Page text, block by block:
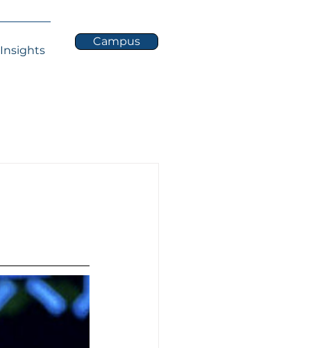
Insights
Campus